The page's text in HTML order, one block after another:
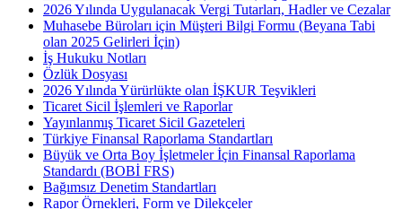
2026 Yılında Uygulanacak Vergi Tutarları, Hadler ve Cezalar
Muhasebe Büroları için Müşteri Bilgi Formu (Beyana Tabi
olan 2025 Gelirleri İçin)
İş Hukuku Notları
Özlük Dosyası
2026 Yılında Yürürlükte olan İŞKUR Teşvikleri
Ticaret Sicil İşlemleri ve Raporlar
Yayınlanmış Ticaret Sicil Gazeteleri
Türkiye Finansal Raporlama Standartları
Büyük ve Orta Boy İşletmeler İçin Finansal Raporlama
Standardı (BOBİ FRS)
Bağımsız Denetim Standartları
Rapor Örnekleri, Form ve Dilekçeler